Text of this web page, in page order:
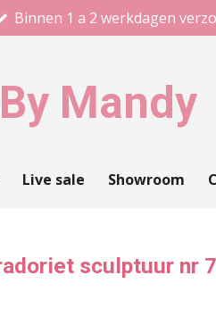
Binnen 1 a 2 werkdagen
By Mandy
Live sale Showroom
sculptuur nr